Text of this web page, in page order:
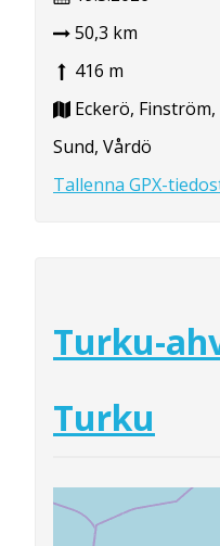
50,3 km
416 m
Eckerö,
Sund, Vårdö
Tallenna GPX-
Turku-
Turku